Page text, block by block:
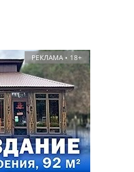
РЕКЛАМА • 18+